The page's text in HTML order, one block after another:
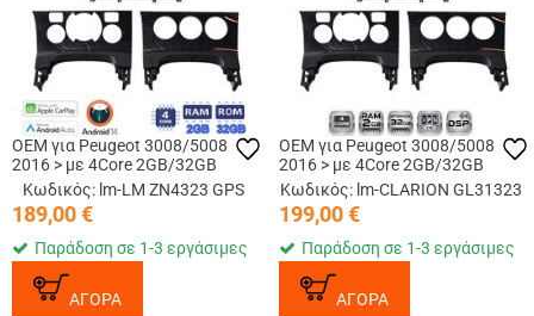
OEM για Peugeot 3008/5008
2016 > με 4Core 2GB/32GB
Κωδικός: lm-LM ZN4323 GPS
189,00€
Παράδοση σε 1-3 εργάσιμες
ΑΓΟΡΑ
OEM για Peugeot 3008/5008
2016 > με 4Core 2GB/32GB
Κωδικός: lm-CLARION GL31323
199,00€
Παράδοση σε 1-3 εργάσιμες
ΑΓΟΡΑ